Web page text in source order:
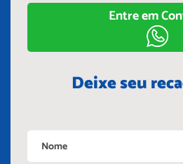
Entre em
Deixe seu